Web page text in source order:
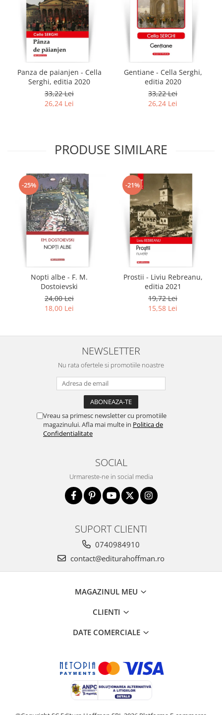
Panza de paianjen - Cella
Serghi, editia 2020
33,22 Lei
26,24 Lei
Gentiane - Cella Serghi,
editia 2020
33,22 Lei
26,24 Lei
PRODUSE SIMILARE
-25%
Nopti albe - F. M.
Dostoievski
24,00 Lei
18,00 Lei
-21%
Prostii - Liviu Rebreanu,
editia 2021
19,72 Lei
15,58 Lei
NEWSLETTER
Nu rata ofertele si promotiile noastre
Vreau sa primesc newsletter cu promotiile
magazinului. Afla mai multe in Politica de
Confidentialitate
SOCIAL
Urmareste-ne in social media
SUPORT CLIENTI
0740984910
contact@editurahoffman.ro
MAGAZINUL MEU
CLIENTI
DATE COMERCIALE